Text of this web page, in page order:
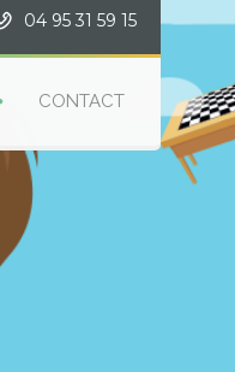
04 95 31 59 15
CONTACT